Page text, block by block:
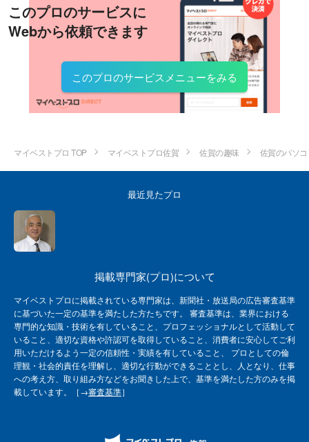
このプロのサービスに
Webから依頼できます
このプロのサービスメニューをみる
マイベストプロ TOP マイベストプロ佐賀 佐賀の趣味 佐賀のパソ
最近見たプロ
掲載専門家(プロ)について
マイベストプロに掲載されている専門家は、新聞社・放送局の広告審査基準
に基づいた一定の基準を満たした方たちです。 審査基準は、業界における
専門的な知識・技術を有していること、プロフェッショナルとして活動して
いること、適切な資格や許認可を取得していること、消費者に安心してご利
用いただけるよう一定の信頼性・実績を有していること、 プロとしての倫
理観・社会的責任を理解し、適切な行動ができることとし、人となり、仕事
への考え方、取り組み方などをお聞きした上で、基準を満たした方のみを掲
載しています。［→審査基準］